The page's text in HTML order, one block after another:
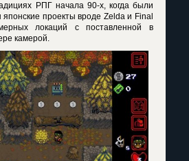
РПГ начала 90-х, когда были
проекты вроде Zelda и Final
локаций с поставленной в
камерой.